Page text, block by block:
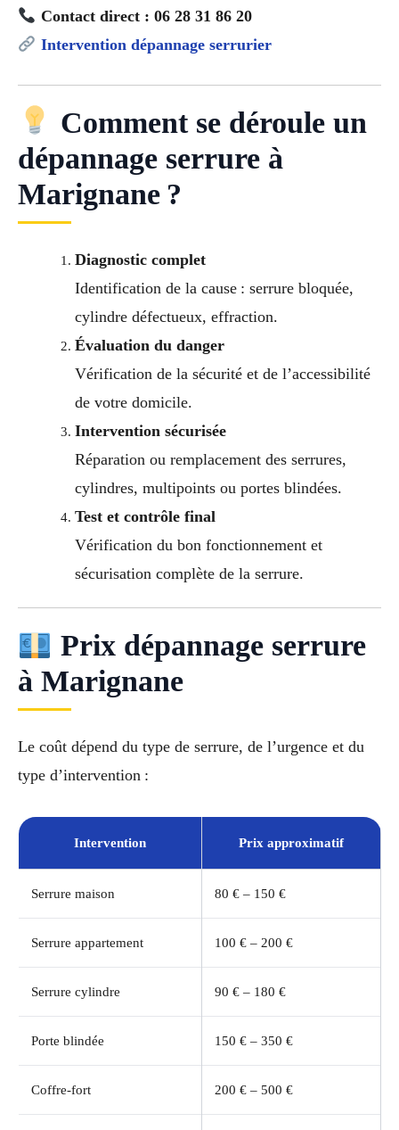
Contact direct : 06 28 31 86 20
Intervention dépannage serrurier
Comment se déroule un
dépannage serrure à
Marignane ?
Diagnostic complet
Identification de la cause : serrure bloquée,
cylindre défectueux, effraction.
Évaluation du danger
Vérification de la sécurité et de l’accessibilité
de votre domicile.
Intervention sécurisée
Réparation ou remplacement des serrures,
cylindres, multipoints ou portes blindées.
Test et contrôle final
Vérification du bon fonctionnement et
sécurisation complète de la serrure.
Prix dépannage serrure
à Marignane
Le coût dépend du type de serrure, de l’urgence et du
type d’intervention :
Intervention Prix approximatif
Serrure maison 80 € – 150 €
Serrure appartement 100 € – 200 €
Serrure cylindre 90 € – 180 €
Porte blindée 150 € – 350 €
Coffre-fort 200 € – 500 €